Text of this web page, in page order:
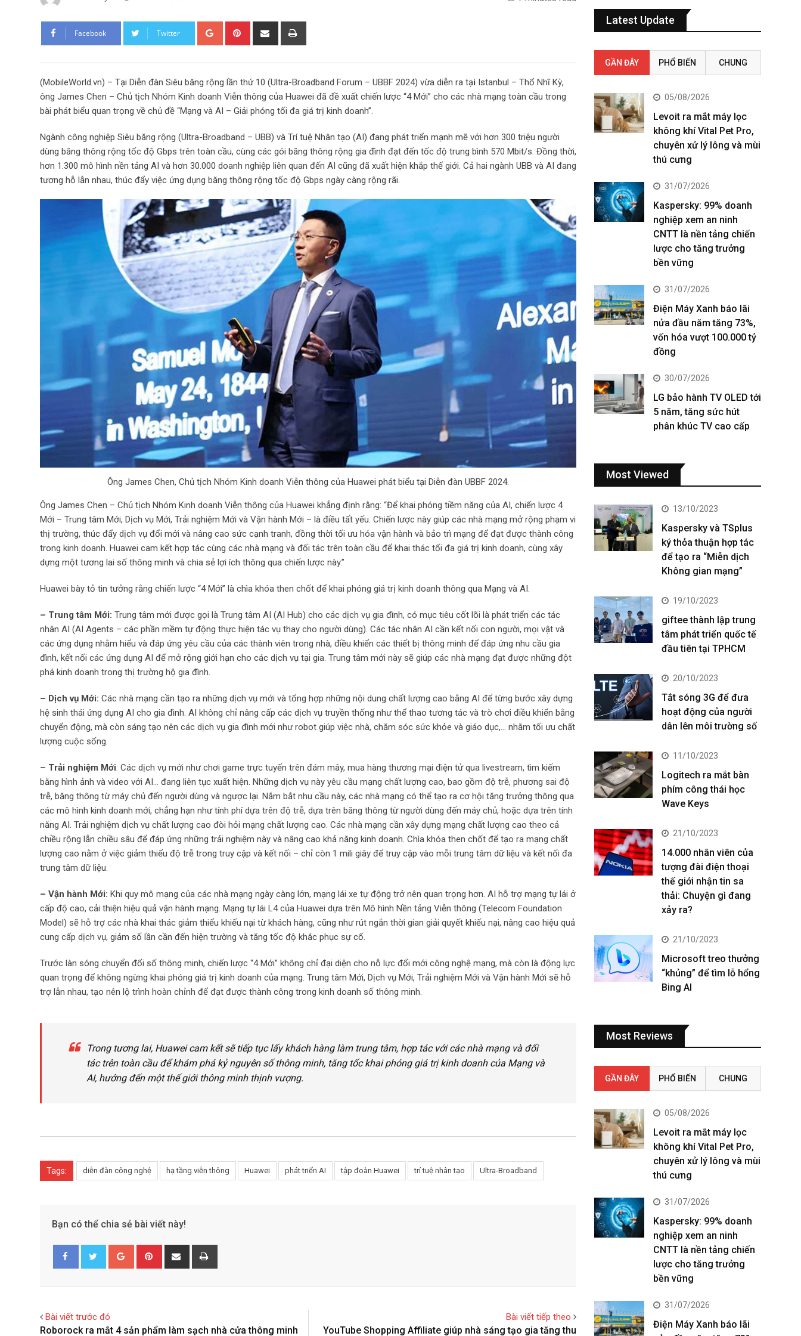
Facebook Twitter
o
l
e
+
i
e
r
e
h
e
v
i
E
m
a
i
l
r
t
(MobileWorld.vn) – Tại Diễn đàn Siêu băng rộng lần thứ 10 (Ultra-Broadband Forum – UBBF 2024) vừa diễn ra tại Istanbul – Thổ Nhĩ Kỳ,
ông James Chen – Chủ tịch Nhóm Kinh doanh Viễn thông của Huawei đã đề xuất chiến lược “4 Mới” cho các nhà mạng toàn cầu trong
bài phát biểu quan trọng về chủ đề “Mạng và AI – Giải phóng tối đa giá trị kinh doanh”.
Ngành công nghiệp Siêu băng rộng (Ultra-Broadband – UBB) và Trí tuệ Nhân tạo (AI) đang phát triển mạnh mẽ với hơn 300 triệu người
dùng băng thông rộng tốc độ Gbps trên toàn cầu, cùng các gói băng thông rộng gia đình đạt đến tốc độ trung bình 570 Mbit/s. Đồng thời,
hơn 1.300 mô hình nền tảng AI và hơn 30.000 doanh nghiệp liên quan đến AI cũng đã xuất hiện khắp thế giới. Cả hai ngành UBB và AI đang
tương hỗ lẫn nhau, thúc đẩy việc ứng dụng băng thông rộng tốc độ Gbps ngày càng rộng rãi.
Ông James Chen, Chủ tịch Nhóm Kinh doanh Viễn thông của Huawei phát biểu tại Diễn đàn UBBF 2024.
Ông James Chen – Chủ tịch Nhóm Kinh doanh Viễn thông của Huawei khẳng định rằng: “Để khai phóng tiềm năng của AI, chiến lược 4
Mới – Trung tâm Mới, Dịch vụ Mới, Trải nghiệm Mới và Vận hành Mới – là điều tất yếu. Chiến lược này giúp các nhà mạng mở rộng phạm vi
thị trường, thúc đẩy dịch vụ đổi mới và nâng cao sức cạnh tranh, đồng thời tối ưu hóa vận hành và bảo trì mạng để đạt được thành công
trong kinh doanh. Huawei cam kết hợp tác cùng các nhà mạng và đối tác trên toàn cầu để khai thác tối đa giá trị kinh doanh, cùng xây
dựng một tương lai số thông minh và chia sẻ lợi ích thông qua chiến lược này.”
Huawei bày tỏ tin tưởng rằng chiến lược “4 Mới” là chìa khóa then chốt để khai phóng giá trị kinh doanh thông qua Mạng và AI.
– Trung tâm Mới: Trung tâm mới được gọi là Trung tâm AI (AI Hub) cho các dịch vụ gia đình, có mục tiêu cốt lõi là phát triển các tác
nhân AI (AI Agents – các phần mềm tự động thực hiện tác vụ thay cho người dùng). Các tác nhân AI cần kết nối con người, mọi vật và
các ứng dụng nhằm hiểu và đáp ứng yêu cầu của các thành viên trong nhà, điều khiển các thiết bị thông minh để đáp ứng nhu cầu gia
đình, kết nối các ứng dụng AI để mở rộng giới hạn cho các dịch vụ tại gia. Trung tâm mới này sẽ giúp các nhà mạng đạt được những đột
phá kinh doanh trong thị trường hộ gia đình.
– Dịch vụ Mới: Các nhà mạng cần tạo ra những dịch vụ mới và tổng hợp những nội dung chất lượng cao bằng AI để từng bước xây dựng
hệ sinh thái ứng dụng AI cho gia đình. AI không chỉ nâng cấp các dịch vụ truyền thống như thể thao tương tác và trò chơi điều khiển bằng
chuyển động, mà còn sáng tạo nên các dịch vụ gia đình mới như robot giúp việc nhà, chăm sóc sức khỏe và giáo dục,… nhằm tối ưu chất
lượng cuộc sống.
– Trải nghiệm Mới: Các dịch vụ mới như chơi game trực tuyến trên đám mây, mua hàng thương mại điện tử qua livestream, tìm kiếm
bằng hình ảnh và video với AI… đang liên tục xuất hiện. Những dịch vụ này yêu cầu mạng chất lượng cao, bao gồm độ trễ, phương sai độ
trễ, băng thông từ máy chủ đến người dùng và ngược lại. Nắm bắt nhu cầu này, các nhà mạng có thể tạo ra cơ hội tăng trưởng thông qua
các mô hình kinh doanh mới, chẳng hạn như tính phí dựa trên độ trễ, dựa trên băng thông từ người dùng đến máy chủ, hoặc dựa trên tính
năng AI. Trải nghiệm dịch vụ chất lượng cao đòi hỏi mạng chất lượng cao. Các nhà mạng cần xây dựng mạng chất lượng cao theo cả
chiều rộng lẫn chiều sâu để đáp ứng những trải nghiệm này và nâng cao khả năng kinh doanh. Chìa khóa then chốt để tạo ra mạng chất
lượng cao nằm ở việc giảm thiểu độ trễ trong truy cập và kết nối – chỉ còn 1 mili giây để truy cập vào mỗi trung tâm dữ liệu và kết nối đa
trung tâm dữ liệu.
– Vận hành Mới: Khi quy mô mạng của các nhà mạng ngày càng lớn, mạng lái xe tự động trở nên quan trọng hơn. AI hỗ trợ mạng tự lái ở
cấp độ cao, cải thiện hiệu quả vận hành mạng. Mạng tự lái L4 của Huawei dựa trên Mô hình Nền tảng Viễn thông (Telecom Foundation
Model) sẽ hỗ trợ các nhà khai thác giảm thiểu khiếu nại từ khách hàng, cũng như rút ngắn thời gian giải quyết khiếu nại, nâng cao hiệu quả
cung cấp dịch vụ, giảm số lần cần đến hiện trường và tăng tốc độ khắc phục sự cố.
Trước làn sóng chuyển đổi số thông minh, chiến lược “4 Mới” không chỉ đại diện cho nỗ lực đổi mới công nghệ mạng, mà còn là động lực
quan trọng để không ngừng khai phóng giá trị kinh doanh của mạng. Trung tâm Mới, Dịch vụ Mới, Trải nghiệm Mới và Vận hành Mới sẽ hỗ
trợ lẫn nhau, tạo nên lộ trình hoàn chỉnh để đạt được thành công trong kinh doanh số thông minh.
Trong tương lai, Huawei cam kết sẽ tiếp tục lấy khách hàng làm trung tâm, hợp tác với các nhà mạng và đối
tác trên toàn cầu để khám phá kỷ nguyên số thông minh, tăng tốc khai phóng giá trị kinh doanh của Mạng và
AI, hướng đến một thế giới thông minh thịnh vượng.
Tags: diễn đàn công nghệ hạ tầng viễn thông Huawei phát triển AI tập đoàn Huawei trí tuệ nhân tạo Ultra-Broadband
Bạn có thể chia sẻ bài viết này!
o
i
h
r
Bài viết trước đó
Roborock ra mắt 4 sản phẩm làm sạch nhà cửa thông minh
Bài viết tiếp theo
YouTube Shopping Affiliate giúp nhà sáng tạo gia tăng thu
Latest Update
GẦN ĐÂY PHỔ BIẾN CHUNG
05/08/2026
Levoit ra mắt máy lọc
không khí Vital Pet Pro,
chuyên xử lý lông và mùi
thú cưng
31/07/2026
Kaspersky: 99% doanh
nghiệp xem an ninh
CNTT là nền tảng chiến
lược cho tăng trưởng
bền vững
31/07/2026
Điện Máy Xanh báo lãi
nửa đầu năm tăng 73%,
vốn hóa vượt 100.000 tỷ
đồng
30/07/2026
LG bảo hành TV OLED tới
5 năm, tăng sức hút
phân khúc TV cao cấp
Most Viewed
13/10/2023
Kaspersky và TSplus
ký thỏa thuận hợp tác
để tạo ra “Miễn dịch
Không gian mạng”
19/10/2023
giftee thành lập trung
tâm phát triển quốc tế
đầu tiên tại TPHCM
20/10/2023
Tắt sóng 3G để đưa
hoạt động của người
dân lên môi trường số
11/10/2023
Logitech ra mắt bàn
phím công thái học
Wave Keys
21/10/2023
14.000 nhân viên của
tượng đài điện thoại
thế giới nhận tin sa
thải: Chuyện gì đang
xảy ra?
21/10/2023
Microsoft treo thưởng
“khủng” để tìm lỗ hổng
Bing AI
Most Reviews
GẦN ĐÂY PHỔ BIẾN CHUNG
05/08/2026
Levoit ra mắt máy lọc
không khí Vital Pet Pro,
chuyên xử lý lông và mùi
thú cưng
31/07/2026
Kaspersky: 99% doanh
nghiệp xem an ninh
CNTT là nền tảng chiến
lược cho tăng trưởng
bền vững
31/07/2026
Điện Máy Xanh báo lãi